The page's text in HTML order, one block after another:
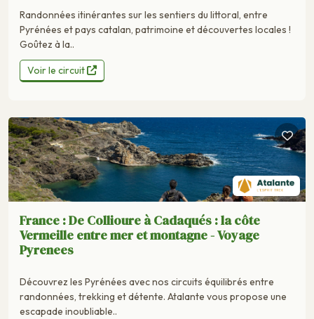
Randonnées itinérantes sur les sentiers du littoral, entre
Pyrénées et pays catalan, patrimoine et découvertes locales !
Goûtez à la..
Voir le circuit
France : De Collioure à Cadaqués : la côte
Vermeille entre mer et montagne - Voyage
Pyrenees
Découvrez les Pyrénées avec nos circuits équilibrés entre
randonnées, trekking et détente. Atalante vous propose une
escapade inoubliable..